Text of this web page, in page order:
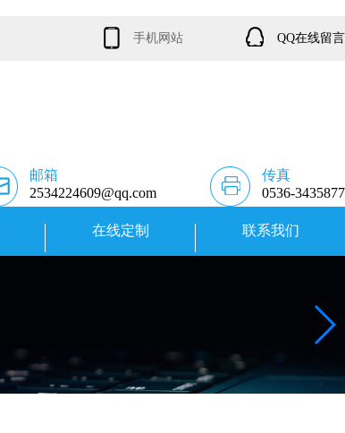
手机网站 QQ在线留言
邮箱
2534224609@qq.com
传真
0536-3435877
在线定制 联系我们